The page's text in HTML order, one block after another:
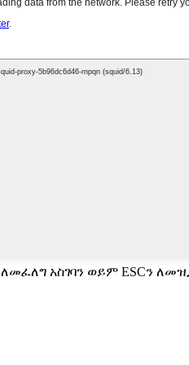
ለመፈለግ አስገባን ወይም ESCን